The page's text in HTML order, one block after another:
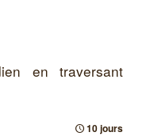
en traversant
10 jours